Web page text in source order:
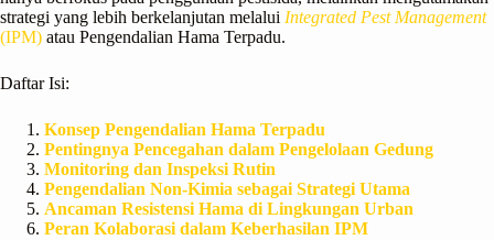
strategi yang lebih berkelanjutan melalui Integrated Pest Management
(IPM) atau Pengendalian Hama Terpadu.
Daftar Isi:
Konsep Pengendalian Hama Terpadu
Pentingnya Pencegahan dalam Pengelolaan Gedung
Monitoring dan Inspeksi Rutin
Pengendalian Non-Kimia sebagai Strategi Utama
Ancaman Resistensi Hama di Lingkungan Urban
Peran Kolaborasi dalam Keberhasilan IPM